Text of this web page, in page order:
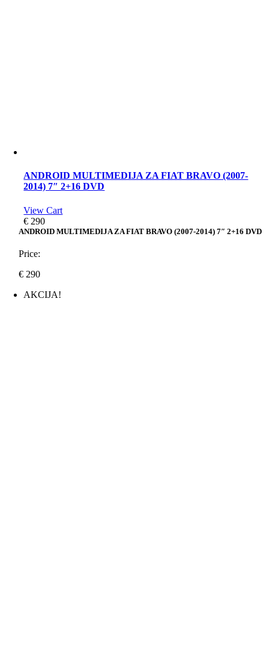
ANDROID MULTIMEDIJA ZA FIAT BRAVO (2007-
2014) 7″ 2+16 DVD
View Cart
€ 290
ANDROID MULTIMEDIJA ZA FIAT BRAVO (2007-2014) 7″ 2+16 DVD
Price:
€ 290
AKCIJA!